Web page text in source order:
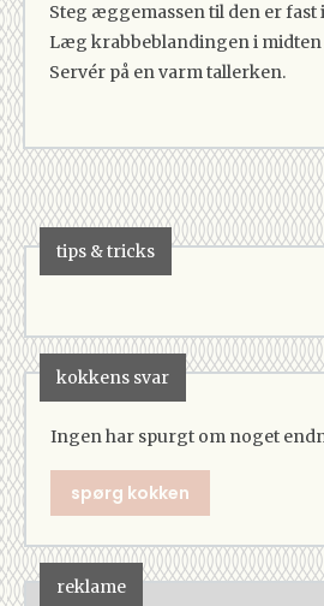
Steg æggemassen til den er
Læg krabbeblandingen i
Servér på en varm tallerken.
tips & tricks
kokkens svar
Ingen har spurgt om noget
spørg kokken
reklame